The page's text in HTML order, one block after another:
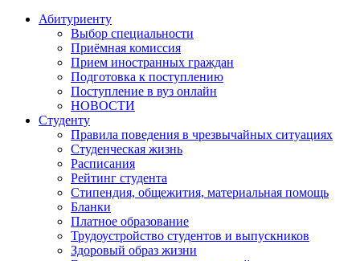
Абитуриенту
Выбор специальности
Приёмная комиссия
Прием иностранных граждан
Подготовка к поступлению
Поступление в вуз онлайн
НОВОСТИ
Студенту
Правила поведения в чрезвычайных ситуациях
Студенческая жизнь
Расписания
Рейтинг студента
Стипендия, общежития, материальная помощь
Бланки
Платное образование
Трудоустройство студентов и выпускников
Здоровый образ жизни